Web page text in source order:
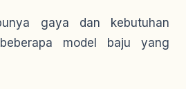
gaya dan kebutuhan
model baju yang